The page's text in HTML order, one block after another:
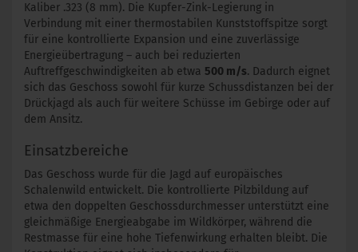
Kaliber .323 (8 mm). Die Kupfer-Zink-Legierung in
Verbindung mit einer thermostabilen Kunststoffspitze sorgt
für eine kontrollierte Expansion und eine zuverlässige
Energieübertragung – auch bei reduzierten
Auftreffgeschwindigkeiten ab etwa 500 m/s. Dadurch eignet
sich das Geschoss sowohl für kurze Schussdistanzen bei der
Drückjagd als auch für weitere Schüsse im Gebirge oder auf
dem Ansitz.
Einsatzbereiche
Das Geschoss wurde für die Jagd auf europäisches
Schalenwild entwickelt. Die kontrollierte Pilzbildung auf
etwa den doppelten Geschossdurchmesser unterstützt eine
gleichmäßige Energieabgabe im Wildkörper, während die
Restmasse für eine hohe Tiefenwirkung erhalten bleibt. Die